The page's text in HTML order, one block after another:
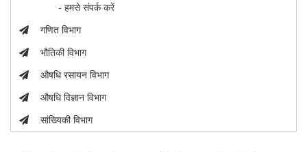
- हमसे संपर्क करें
गणित विभाग
भौतिकी विभाग
औषधि रसायन विभाग
औषधि विज्ञान विभाग
सांख्यिकी विभाग